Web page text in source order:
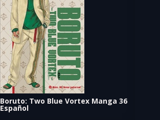
Boruto: Two Blue Vortex Manga 36
Español